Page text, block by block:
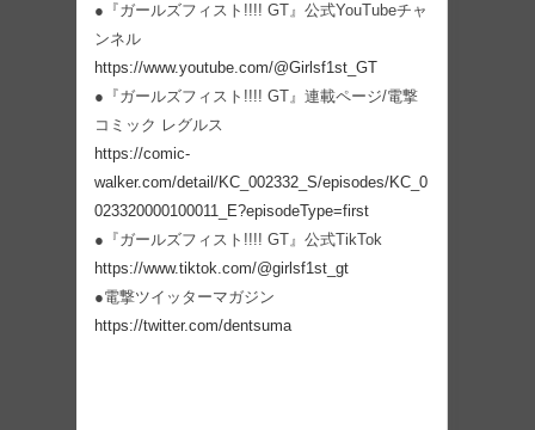
●『ガールズフィスト!!!! GT』公式YouTubeチャ
ンネル
https://www.youtube.com/@Girlsf1st_GT
●『ガールズフィスト!!!! GT』連載ページ/電撃
コミック レグルス
https://comic-
walker.com/detail/KC_002332_S/episodes/KC_0
023320000100011_E?episodeType=first
●『ガールズフィスト!!!! GT』公式TikTok
https://www.tiktok.com/@girlsf1st_gt
●電撃ツイッターマガジン
https://twitter.com/dentsuma